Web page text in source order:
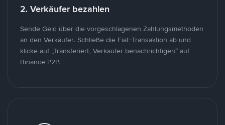
2. Verkäufer bezahlen
Sende Geld über die vorgeschlagenen Zahlungsmethoden
an den Verkäufer. Schließe die Fiat-Transaktion ab und
klicke auf „Transferiert, Verkäufer benachrichtigen“ auf
Binance P2P.